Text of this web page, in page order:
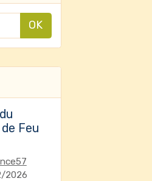
OK
Feu
2026